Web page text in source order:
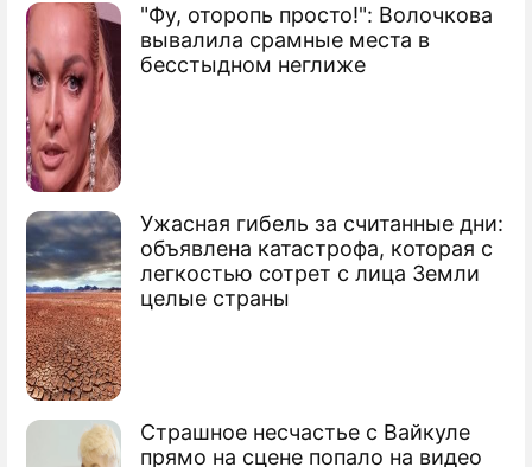
О ПРОЕКТЕ
"Фу, оторопь просто!": Волочкова
вывалила срамные места в
бесстыдном неглиже
Ужасная гибель за считанные дни:
объявлена катастрофа, которая с
легкостью сотрет с лица Земли
целые страны
Страшное несчастье с Вайкуле
прямо на сцене попало на видео